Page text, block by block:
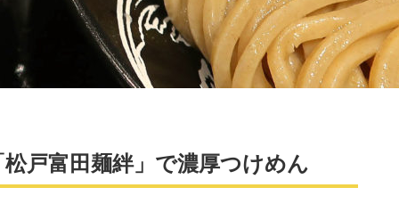
戸富田麺絆」で濃厚つけめん